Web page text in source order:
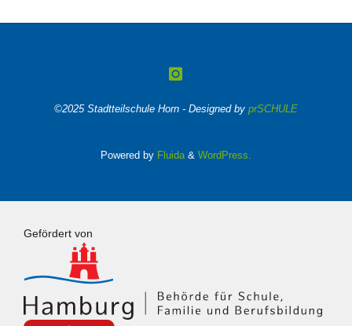
©2025 Stadtteilschule Horn - Designed by prSCHULE
Powered by Fluida& WordPress.
Gefördert von